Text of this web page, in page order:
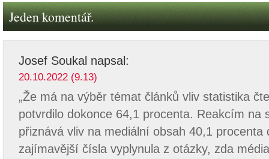
Jeden komentář.
Josef Soukal napsal:
20.10.2022 (9.13)
„Že má na výběr témat článků vliv statistika
potvrdilo dokonce 64,1 procenta. Reakcím na
přiznává vliv na mediální obsah 40,1 procenta
zajímavější čísla vyplynula z otázky, zda